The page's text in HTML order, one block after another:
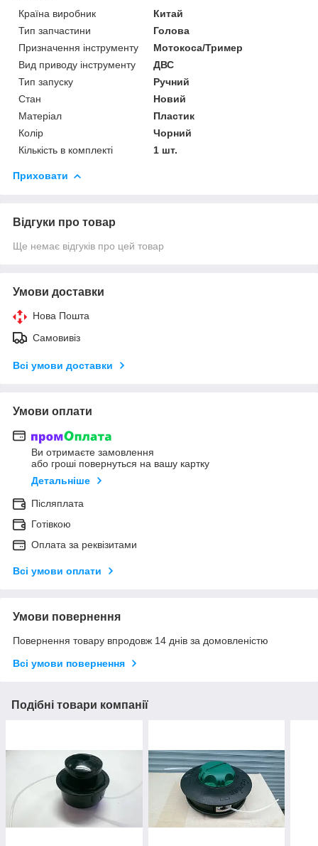
Країна виробник
Китай
Тип запчастини
Голова
Призначення інструменту
Мотокоса/Тример
Вид приводу інструменту
ДВС
Тип запуску
Ручний
Стан
Новий
Матеріал
Пластик
Колір
Чорний
Кількість в комплекті
1 шт.
Приховати
Відгуки про товар
Ще немає відгуків про цей товар
Умови доставки
Нова Пошта
Самовивіз
Всі умови доставки
Умови оплати
Ви отримаєте замовлення
або гроші повернуться на вашу картку
Детальніше
Післяплата
Готівкою
Оплата за реквізитами
Всі умови оплати
Умови повернення
Повернення товару впродовж 14 днів за домовленістю
Всі умови повернення
Подібні товари компанії